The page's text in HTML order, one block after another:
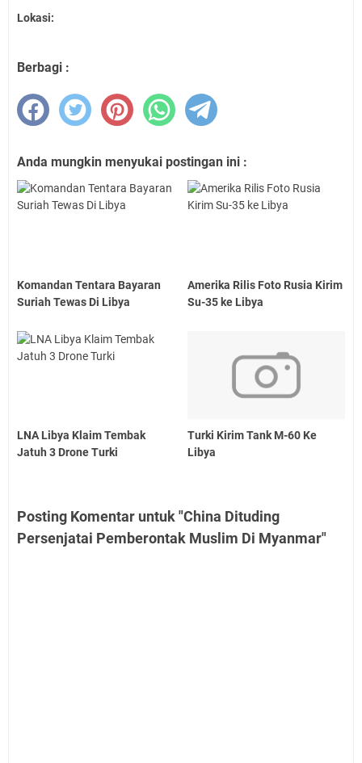
Lokasi:
Berbagi :
Anda mungkin menyukai postingan ini :
Komandan Tentara Bayaran
Suriah Tewas Di Libya
Amerika Rilis Foto Rusia Kirim
Su-35 ke Libya
LNA Libya Klaim Tembak
Jatuh 3 Drone Turki
Turki Kirim Tank M-60 Ke
Libya
Posting Komentar untuk "China Dituding
Persenjatai Pemberontak Muslim Di Myanmar"